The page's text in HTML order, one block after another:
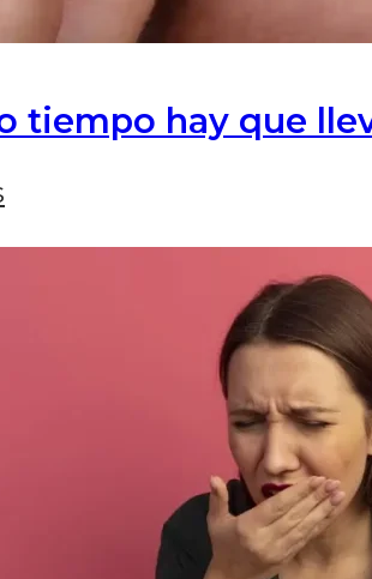
tiempo hay que